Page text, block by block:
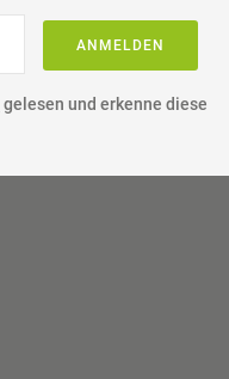
ANMELDEN
gelesen und erkenne diese